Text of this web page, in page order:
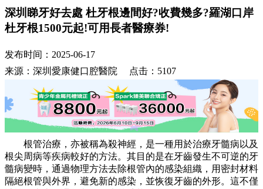
深圳睇牙好去處 杜牙根邊間好?收費幾多?羅湖口岸
杜牙根1500元起!可用長者醫療券!
发布时间：2025-06-17
来源：深圳愛康健口腔醫院 点击：5107
根管治療，亦被稱為殺神經，是一種用於治療牙髓病以及
根尖周病等疾病較好的方法。其目的是在牙齒發生不可逆的牙
髓病變時，通過物理方法去除根管內的感染組織，用密封材料
隔絕根管與外界，避免新的感染，並恢復牙齒的外形。這不僅